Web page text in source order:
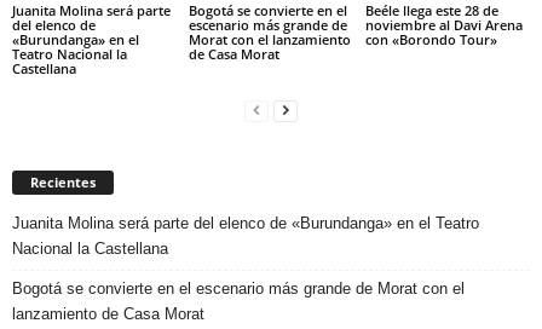
Juanita Molina será parte
del elenco de
«Burundanga» en el
Teatro Nacional la
Castellana
Bogotá se convierte en el
escenario más grande de
Morat con el lanzamiento
de Casa Morat
Beéle llega este 28 de
noviembre al Davi Arena
con «Borondo Tour»
Recientes
Juanita Molina será parte del elenco de «Burundanga» en el Teatro
Nacional la Castellana
Bogotá se convierte en el escenario más grande de Morat con el
lanzamiento de Casa Morat